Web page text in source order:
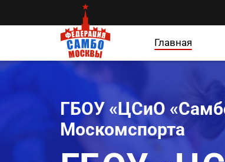
Главная
ГБОУ «ЦСиО
Москомспорта